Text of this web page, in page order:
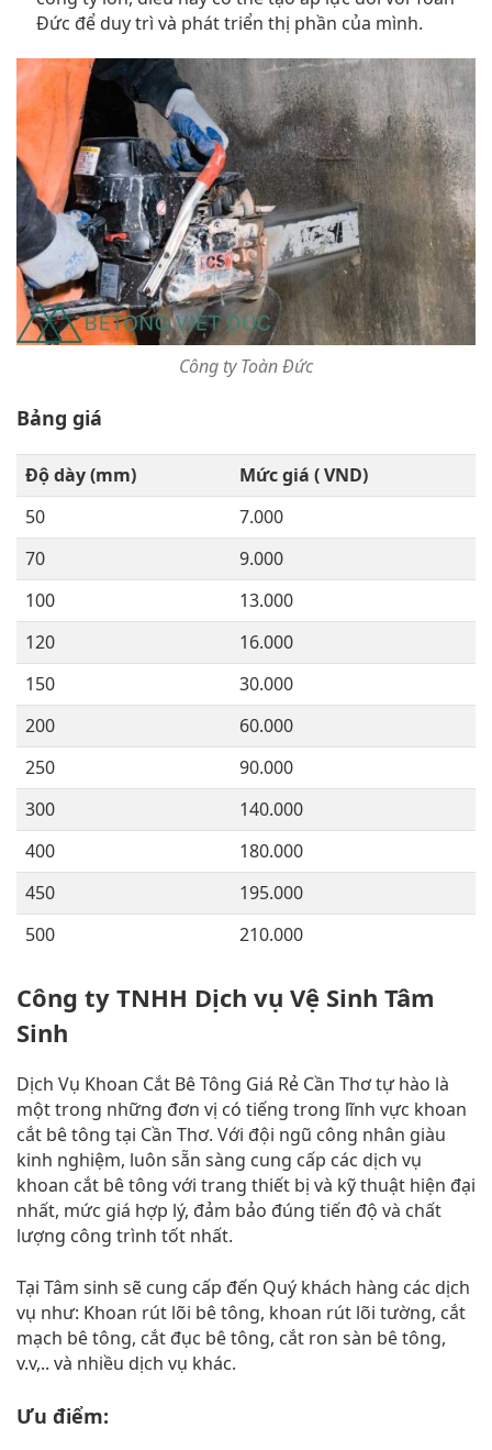
Đức để duy trì và phát triển thị phần của mình.
Công ty Toàn Đức
Bảng giá
Độ dày (mm)
Mức giá ( VND)
50
7.000
70
9.000
100
13.000
120
16.000
150
30.000
200
60.000
250
90.000
300
140.000
400
180.000
450
195.000
500
210.000
Công ty TNHH Dịch vụ Vệ Sinh Tâm
Sinh
Dịch Vụ Khoan Cắt Bê Tông Giá Rẻ Cần Thơ tự hào là
một trong những đơn vị có tiếng trong lĩnh vực khoan
cắt bê tông tại Cần Thơ. Với đội ngũ công nhân giàu
kinh nghiệm, luôn sẵn sàng cung cấp các dịch vụ
khoan cắt bê tông với trang thiết bị và kỹ thuật hiện đại
nhất, mức giá hợp lý, đảm bảo đúng tiến độ và chất
lượng công trình tốt nhất.
Tại Tâm sinh sẽ cung cấp đến Quý khách hàng các dịch
vụ như: Khoan rút lõi bê tông, khoan rút lõi tường, cắt
mạch bê tông, cắt đục bê tông, cắt ron sàn bê tông,
v.v,.. và nhiều dịch vụ khác.
Ưu điểm: